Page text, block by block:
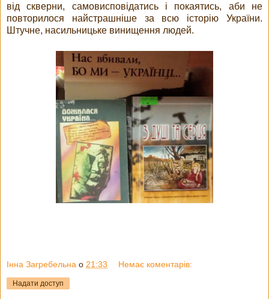
від скверни, самовисповідатись і покаятись, аби не
повторилося найстрашніше за всю історію України.
Штучне, насильницьке винищення людей.
Інна Загребельна о 21:33 Немає коментарів:
Надати доступ